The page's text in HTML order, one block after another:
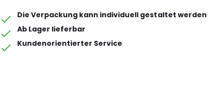
Die Verpackung kann individuell gestaltet werden
Ab Lager lieferbar
Kundenorientierter Service